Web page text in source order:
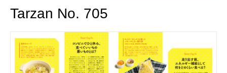
Tarzan No. 705